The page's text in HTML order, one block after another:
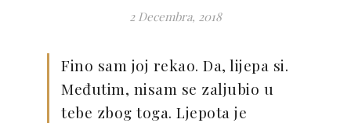
2 Decembra, 2018
Fino sam joj rekao. Da, lijepa si.
Međutim, nisam se zaljubio u
tebe zbog toga. Ljepota je